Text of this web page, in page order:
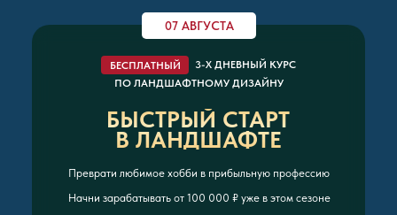
БЫСТРЫЙ СТАРТ
В ЛАНДШАФТЕ
Начни зарабатывать от 100 000 ₽ уже в этом сезоне
Преврати любимое хобби в прибыльную профессию
БЕСПЛАТНЫЙ
3-Х ДНЕВНЫЙ КУРС
ПО ЛАНДШАФТНОМУ ДИЗАЙНУ
07 АВГУСТА